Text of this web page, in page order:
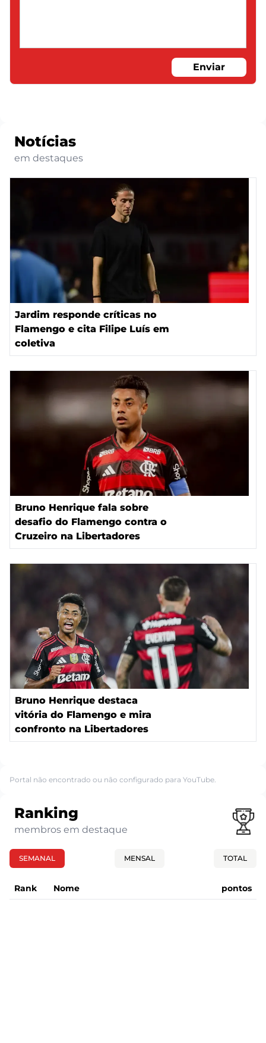
Enviar
Notícias
em destaques
Jardim responde críticas no
Flamengo e cita Filipe Luís em
coletiva
Bruno Henrique fala sobre
desafio do Flamengo contra o
Cruzeiro na Libertadores
Bruno Henrique destaca
vitória do Flamengo e mira
confronto na Libertadores
Portal não encontrado ou não configurado para YouTube.
Ranking
membros em destaque
SEMANAL MENSAL TOTAL
Rank Nome pontos